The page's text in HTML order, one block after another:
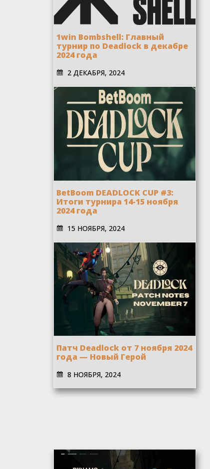
1win Bombshell: Главный
турнир по Deadlock в декабре
2024 года
2 ДЕКАБРЯ, 2024
BetBoom DEADLOCK CUP #3:
Итоги турнира 14-15 ноября
2024 года
15 НОЯБРЯ, 2024
Патч Deadlock от 7 ноября 2024
года — Новый Герой
8 НОЯБРЯ, 2024